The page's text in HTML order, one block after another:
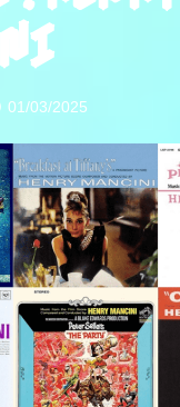
01/03/2025